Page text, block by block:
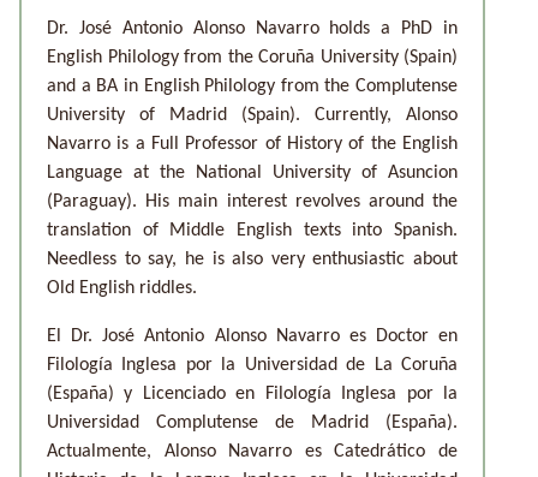
Dr. José Antonio Alonso Navarro holds a PhD in
English Philology from the Coruña University (Spain)
and a BA in English Philology from the Complutense
University of Madrid (Spain). Currently, Alonso
Navarro is a Full Professor of History of the English
Language at the National University of Asuncion
(Paraguay). His main interest revolves around the
translation of Middle English texts into Spanish.
Needless to say, he is also very enthusiastic about
Old English riddles.
El Dr. José Antonio Alonso Navarro es Doctor en
Filología Inglesa por la Universidad de La Coruña
(España) y Licenciado en Filología Inglesa por la
Universidad Complutense de Madrid (España).
Actualmente, Alonso Navarro es Catedrático de